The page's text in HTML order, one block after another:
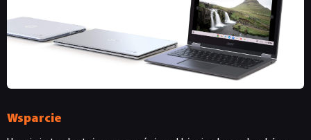
NEWSY
Wsparcie